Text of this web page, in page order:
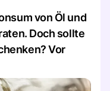
von Öl und
Doch sollte
Vor